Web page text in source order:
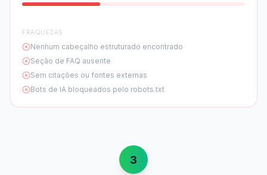
FRAQUEZAS
Nenhum cabeçalho estruturado encontrado
Seção de FAQ ausente
Sem citações ou fontes externas
Bots de IA bloqueados pelo robots.txt
3